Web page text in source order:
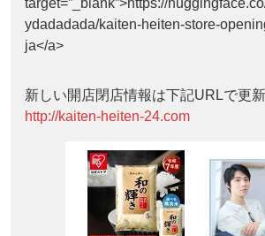
target=”_blank”>https://
ydadadada/kaiten-heiten-store-
ja</a>
新しい開店閉店情報は下記URLで更新
http://kaiten-heiten-24.com